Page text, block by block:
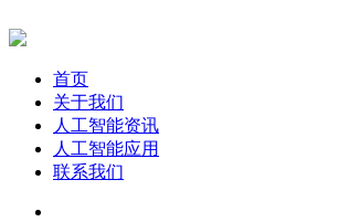
首页
关于我们
人工智能资讯
人工智能应用
联系我们